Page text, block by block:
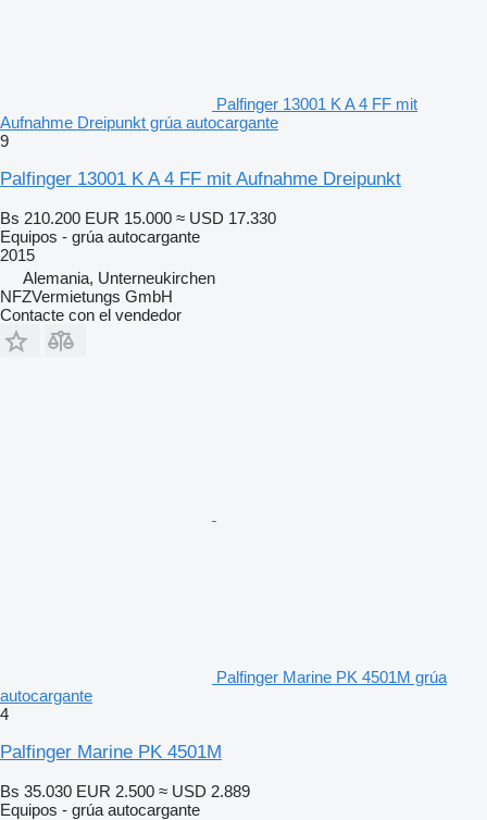
Palfinger 13001 K A 4 FF mit
Aufnahme Dreipunkt grúa autocargante
9
Palfinger 13001 K A 4 FF mit Aufnahme Dreipunkt
Bs 210.200 EUR 15.000 ≈ USD 17.330
Equipos - grúa autocargante
2015
Alemania, Unterneukirchen
NFZVermietungs GmbH
Contacte con el vendedor
Palfinger Marine PK 4501M grúa
autocargante
4
Palfinger Marine PK 4501M
Bs 35.030 EUR 2.500 ≈ USD 2.889
Equipos - grúa autocargante